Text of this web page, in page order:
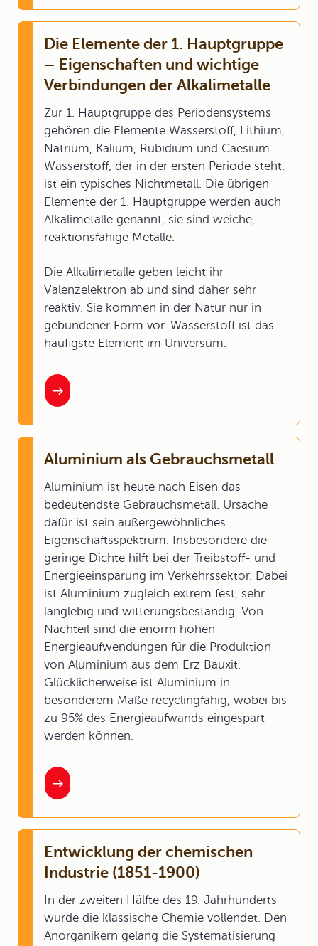
Die Elemente der 1. Hauptgruppe
– Eigenschaften und wichtige
Verbindungen der Alkalimetalle
Zur 1. Hauptgruppe des Periodensystems
gehören die Elemente Wasserstoff, Lithium,
Natrium, Kalium, Rubidium und Caesium.
Wasserstoff, der in der ersten Periode steht,
ist ein typisches Nichtmetall. Die übrigen
Elemente der 1. Hauptgruppe werden auch
Alkalimetalle genannt, sie sind weiche,
reaktionsfähige Metalle.
Die Alkalimetalle geben leicht ihr
Valenzelektron ab und sind daher sehr
reaktiv. Sie kommen in der Natur nur in
gebundener Form vor. Wasserstoff ist das
häufigste Element im Universum.
Aluminium als Gebrauchsmetall
Aluminium ist heute nach Eisen das
bedeutendste Gebrauchsmetall. Ursache
dafür ist sein außergewöhnliches
Eigenschaftsspektrum. Insbesondere die
geringe Dichte hilft bei der Treibstoff- und
Energieeinsparung im Verkehrssektor. Dabei
ist Aluminium zugleich extrem fest, sehr
langlebig und witterungsbeständig. Von
Nachteil sind die enorm hohen
Energieaufwendungen für die Produktion
von Aluminium aus dem Erz Bauxit.
Glücklicherweise ist Aluminium in
besonderem Maße recyclingfähig, wobei bis
zu 95% des Energieaufwands eingespart
werden können.
Entwicklung der chemischen
Industrie (1851-1900)
In der zweiten Hälfte des 19. Jahrhunderts
wurde die klassische Chemie vollendet. Den
Anorganikern gelang die Systematisierung